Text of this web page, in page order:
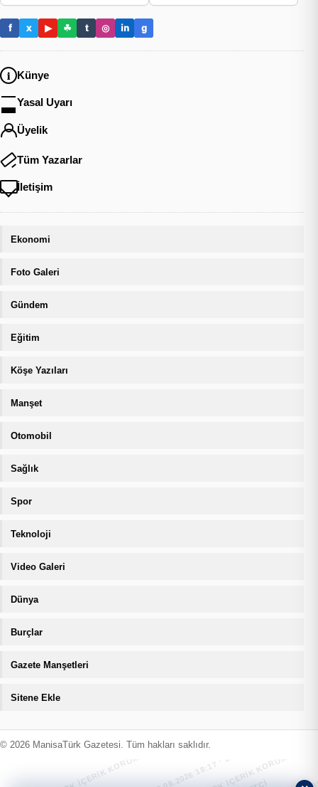
f x ▶ ☘ t ◎ in g
Künye
Yasal Uyarı
Üyelik
Tüm Yazarlar
İletişim
Ekonomi
Foto Galeri
Gündem
Eğitim
Köşe Yazıları
Manşet
Otomobil
Sağlık
Spor
Teknoloji
Video Galeri
Dünya
Burçlar
Gazete Manşetleri
Sitene Ekle
© 2026 ManisaTürk Gazetesi. Tüm hakları saklıdır.
MANİSATÜRK İÇERİK KORUMA · 08.08.2026 18:17 · ZIYARETÇI
MANİSATÜRK İÇERİK KORUMA